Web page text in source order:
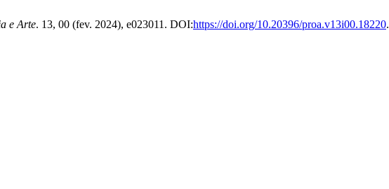
e Arte. 13, 00 (fev. 2024), e023011. DOI:https://doi.org/10.20396/proa.v13i00.18220.